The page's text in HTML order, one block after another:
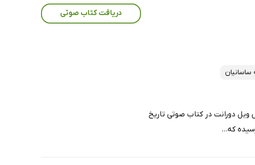
دورانت در کتاب صوتی تاریخ
که...
دریافت کتاب صوتی